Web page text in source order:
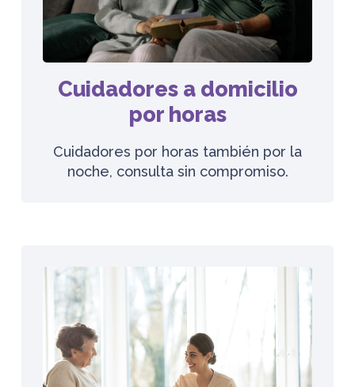
Cuidadores a domicilio
por horas
Cuidadores por horas también por la
noche, consulta sin compromiso.